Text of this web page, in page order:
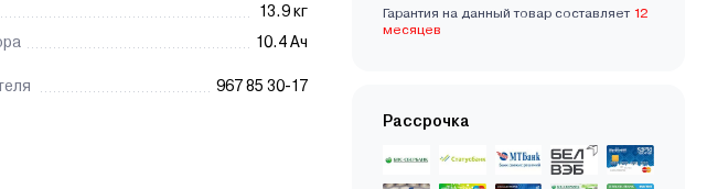
13.9 кг
10.4 Ач
967 85 30-17
Гарантия на данный товар составляет 12
месяцев
Рассрочка